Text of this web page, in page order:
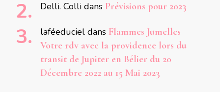
Delli. Colli dans Prévisions pour 2023
laféeduciel dans Flammes Jumelles
Votre rdv avec la providence lors du
transit de Jupiter en Bélier du 20
Décembre 2022 au 15 Mai 2023